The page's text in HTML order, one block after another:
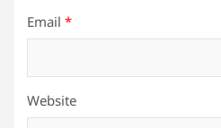
Email *
Website